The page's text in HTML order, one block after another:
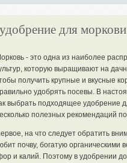
для моркови
- это одна из наиболее
которую выращивают на
получить крупные и вкусные
удобрять посевы. В
выбрать подходящее удобрение
полезных рекомендаций
на что следует обратить
почву, богатую органическими
и калий. Поэтому в удобрении